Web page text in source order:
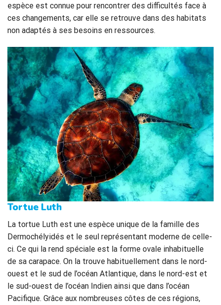
espèce est connue pour rencontrer des difficultés face à
ces changements, car elle se retrouve dans des habitats
non adaptés à ses besoins en ressources.
Tortue Luth
La tortue Luth est une espèce unique de la famille des
Dermochélyidés et le seul représentant moderne de celle-
ci. Ce qui la rend spéciale est la forme ovale inhabituelle
de sa carapace. On la trouve habituellement dans le nord-
ouest et le sud de l’océan Atlantique, dans le nord-est et
le sud-ouest de l’océan Indien ainsi que dans l’océan
Pacifique. Grâce aux nombreuses côtes de ces régions,